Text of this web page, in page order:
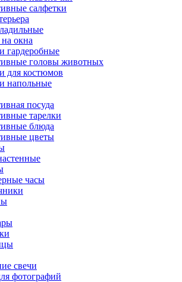
салфетки
окна
гардеробные
головы животных
для костюмов
напольные
посуда
тарелки
блюда
цветы
часы
свечи
фотографий